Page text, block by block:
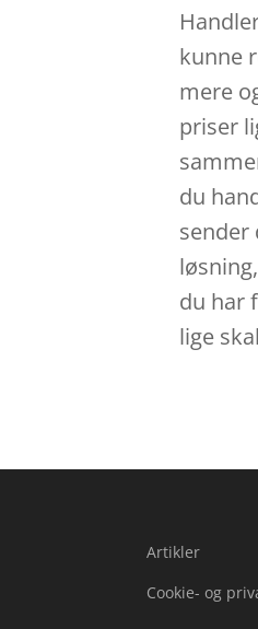
kunne
mere
priser
du
sender
du har
lige
Artikler
Cookie- og